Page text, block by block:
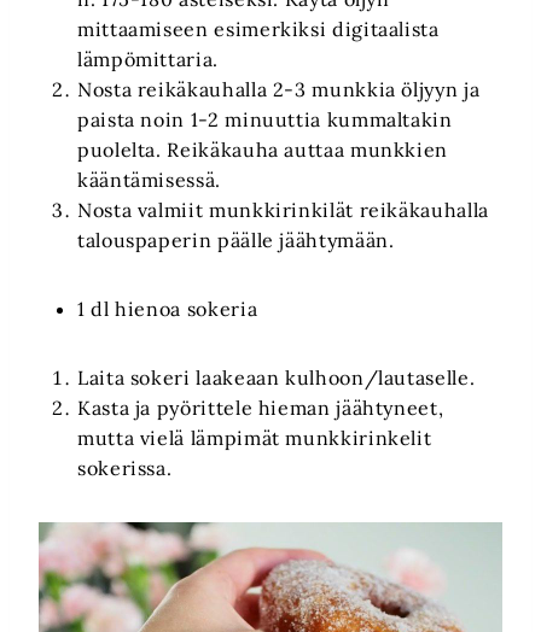
mittaamiseen esimerkiksi digitaalista
lämpömittaria.
Nosta reikäkauhalla 2-3 munkkia öljyyn ja
paista noin 1-2 minuuttia kummaltakin
puolelta. Reikäkauha auttaa munkkien
kääntämisessä.
Nosta valmiit munkkirinkilät reikäkauhalla
talouspaperin päälle jäähtymään.
1 dl hienoa sokeria
Laita sokeri laakeaan kulhoon/lautaselle.
Kasta ja pyörittele hieman jäähtyneet,
mutta vielä lämpimät munkkirinkelit
sokerissa.